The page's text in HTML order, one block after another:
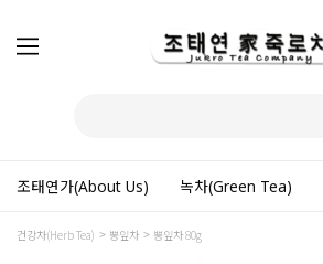
조태연가(About Us) 녹차(Green Tea)
건강차(Herb Tea) 뽕잎차 뽕잎차 80g